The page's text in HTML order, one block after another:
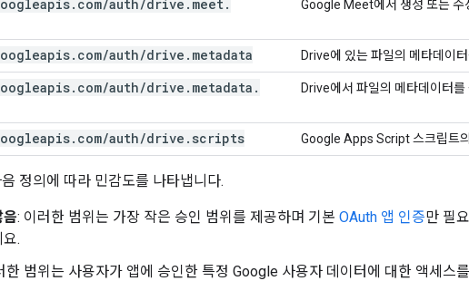
. com/auth/drive . meet.
Google Meet에서 생성 또는 수
. com/auth/drive . metadata Drive에 있는 파일의 메타데이
. com/auth/drive . metadata .
Drive에서 파일의 메타데이터를
. com/auth/drive . scripts Google Apps Script 스크립트
음 정의에 따라 민감도를 나타냅니다.
음: 이러한 범위는 가장 작은 승인 범위를 제공하며 기본 OAuth 앱 인증만 필
요.
한 범위는 사용자가 앱에 승인한 특정 Google 사용자 데이터에 대한 액세스